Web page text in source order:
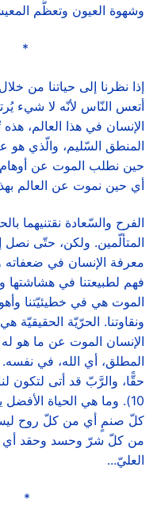
وشهوة العيون وتعظُّم المعيشة“ (1
*
إذا نظرنا إلى حياتنا من
أتعس النّاس لأنّه لا شيء
الإنسان في هذا العالم،
المنطق السّليم، والّذي هو
حين نطلب الموت عن أوهام
أي حين نموت عن العالم بهذا
الفرح والسّعادة نقتنيهما
المتألّمين. ولكن، حتّى نصل
معرفة الإنسان في ضعفاته
فهم لطبيعتنا في هشاشتها
الموت هي في خطيئيّتنا
ونقاوتنا. الحرّيّة الحقيقيّة
الإنسان الموت عن ما هو له
المطلق، أي الله، في
10). وما هي الحياة
كلّ صنمٍ أي من كلّ روح ليس
من كلّ شرّ وحسد وحقد
العليّ...
*